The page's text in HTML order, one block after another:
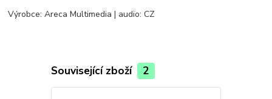
Výrobce: Areca Multimedia | audio: CZ
Související zboží 2